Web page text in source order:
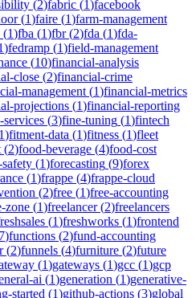
(2)fabric (1)facebook
(1)faire (1)farm-management
(1)fba (1)fbr(2)fda (1)fda-
)fedramp (1)field-management
(10)financial-analysis
close (2)financial-crime
management (1)financial-metrics
projections (1)financial-reporting
(3)fine-tuning (1)fintech
1)fitment-data (1)fitness (1)fleet
(2)food-beverage (4)food-cost
(1)forecasting (9)forex
(1)frappe (4)frappe-cloud
(2)free (1)free-accounting
zone (1)freelancer(2)freelancers
(1)freshworks (1)frontend
7)functions (2)fund-accounting
(2)funnels (4)furniture (2)future
(1)gateways (1)gcc (1)gcp
ai (1)generation (1)generative-
started (1)github-actions (3)global